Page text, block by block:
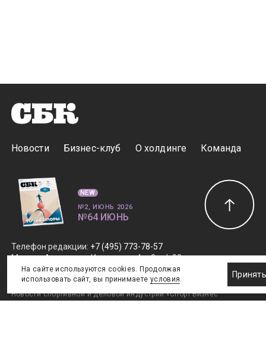
Новости Бизнес-клуб О холдинге Команда
Телефон редакции: +7 (495) 773-78-57
Москва, Академика Ильюшина, 4, к.2, оф.93
info@s-bc.ru
Новости спортивной и деловой индустрии «Спорт Бизнес
NEW
№2, ИЮНЬ 2026
№64 ИЮНЬ
На сайте используются cookies. Продолжая
использовать сайт, вы принимаете условия.
Принять